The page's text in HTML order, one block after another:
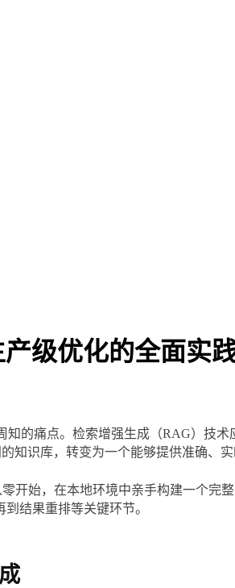
级优化的全面实
的痛点。检索增强生成（RAG）技
识库，转变为一个能够提供准确、实
开始，在本地环境中亲手构建一个完
结果重排等关键环节。